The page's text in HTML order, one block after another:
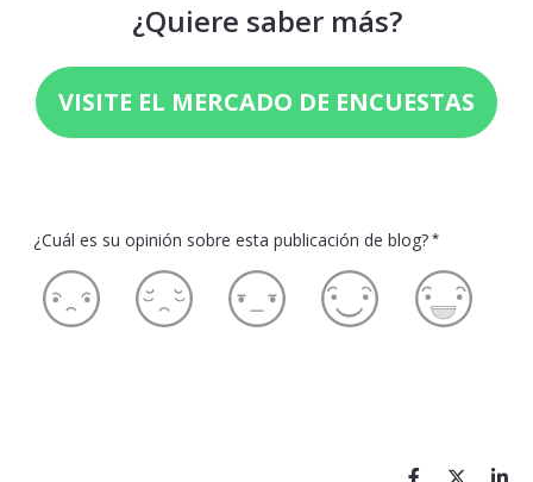
¿Quiere saber más?
VISITE EL MERCADO DE ENCUESTAS
¿Cuál es su opinión sobre esta publicación de blog? *